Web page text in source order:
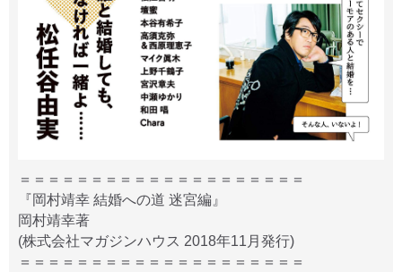
＝＝＝＝＝＝＝＝＝＝＝＝＝＝＝＝＝＝＝＝
『岡村靖幸 結婚への道 迷宮編』
岡村靖幸著
(株式会社マガジンハウス 2018年11月発行)
＝＝＝＝＝＝＝＝＝＝＝＝＝＝＝＝＝＝＝＝